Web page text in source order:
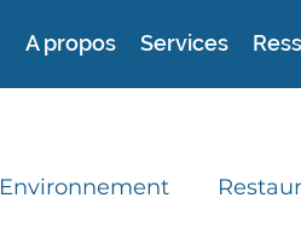
A propos Services
Environnement